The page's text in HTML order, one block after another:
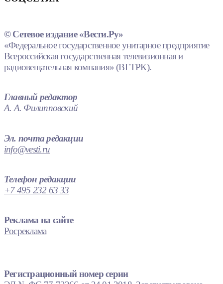
© Сетевое издание «Вести.Ру»
«Федеральное государственное унитарное предприятие
Всероссийская государственная телевизионная и
радиовещательная компания» (ВГТРК).
Главный редактор
А. А. Филипповский
Эл. почта редакции
info@vesti.ru
Телефон редакции
+7 495 232 63 33
Реклама на сайте
Росреклама
Регистрационный номер серии